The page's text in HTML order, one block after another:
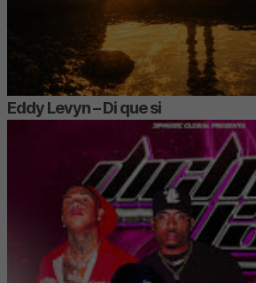
Eddy Levyn – Di que si